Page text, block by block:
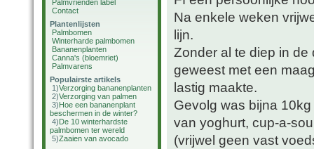
Palmvrienden label
Contact
Plantenlijsten
Palmbomen
Winterharde palmbomen
Bananenplanten
Canna's (bloemriet)
Palmvarens
Populairste artikels
1)Verzorging bananenplanten
2)Verzorging van palmen
3)Hoe een bananenplant
beschermen in de winter?
4)De 10 winterhardste
palmbomen ter wereld
5)Zaaien van avocado
Na enkele weken
lijn.
Zonder al te diep in
geweest met een
lastig maakte.
Gevolg was bijna
van yoghurt, cup-a-
(vrijwel geen vast